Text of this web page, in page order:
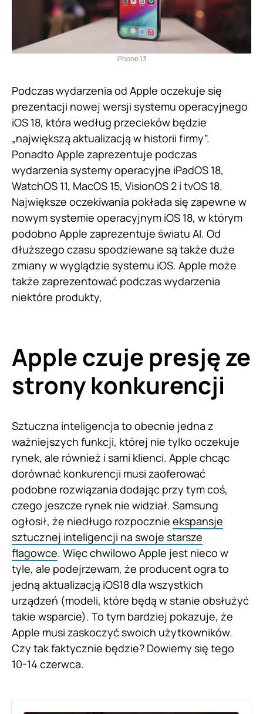
iPhone 13
Podczas wydarzenia od Apple oczekuje się
prezentacji nowej wersji systemu operacyjnego
iOS 18, która według przecieków będzie
„największą aktualizacją w historii firmy”.
Ponadto Apple zaprezentuje podczas
wydarzenia systemy operacyjne iPadOS 18,
WatchOS 11, MacOS 15, VisionOS 2 i tvOS 18.
Największe oczekiwania pokłada się zapewne w
nowym systemie operacyjnym iOS 18, w którym
podobno Apple zaprezentuje światu AI. Od
dłuższego czasu spodziewane są także duże
zmiany w wyglądzie systemu iOS. Apple może
także zaprezentować podczas wydarzenia
niektóre produkty,
Apple czuje presję ze
strony konkurencji
Sztuczna inteligencja to obecnie jedna z
ważniejszych funkcji, której nie tylko oczekuje
rynek, ale również i sami klienci. Apple chcąc
dorównać konkurencji musi zaoferować
podobne rozwiązania dodając przy tym coś,
czego jeszcze rynek nie widział. Samsung
ogłosił, że niedługo rozpocznie ekspansje
sztucznej inteligencji na swoje starsze
flagowce. Więc chwilowo Apple jest nieco w
tyle, ale podejrzewam, że producent ogra to
jedną aktualizacją iOS18 dla wszystkich
urządzeń (modeli, które będą w stanie obsłużyć
takie wsparcie). To tym bardziej pokazuje, że
Apple musi zaskoczyć swoich użytkowników.
Czy tak faktycznie będzie? Dowiemy się tego
10-14 czerwca.